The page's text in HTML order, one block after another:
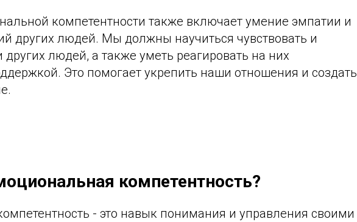
компетентности также включает умение эмпатии и
других людей. Мы должны научиться чувствовать и
людей, а также уметь реагировать на них
Это помогает укрепить наши отношения и создать
компетентность?
- это навык понимания и управления своими